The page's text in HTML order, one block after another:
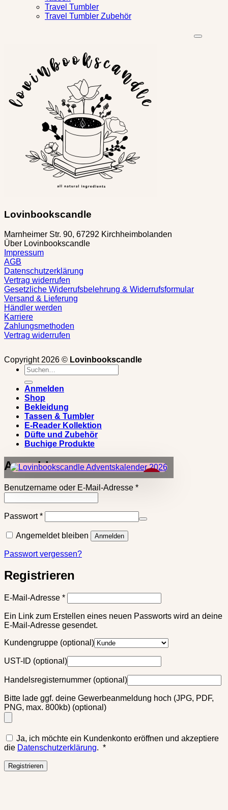
Travel Tumbler
Travel Tumbler Zubehör
Lovinbookscandle
Marnheimer Str. 90, 67292 Kirchheimbolanden
Über Lovinbookscandle
Impressum
AGB
Datenschutzerklärung
Vertrag widerrufen
Gesetzliche Widerrufsbelehrung & Widerrufsformular
Versand & Lieferung
Händler werden
Karriere
Zahlungsmethoden
Vertrag widerrufen
Copyright 2026 © Lovinbookscandle
Suchen
nach:
Anmelden
Shop
Bekleidung
Tassen & Tumbler
E-Reader Kollektion
Düfte und Zubehör
Buchige Produkte
×
Anmelden
Benutzername oder E-Mail-Adresse *Erforderlich
Passwort*Erforderlich
Angemeldet bleiben Anmelden
Passwort vergessen?
Registrieren
E-Mail-Adresse *Erforderlich
Ein Link zum Erstellen eines neuen Passworts wird an deine
E-Mail-Adresse gesendet.
Kundengruppe (optional)
UST-ID (optional)
Handelsregisternummer (optional)
Bitte lade ggf. deine Gewerbeanmeldung hoch (JPG, PDF,
PNG, max. 800kb) (optional)
Ja, ich möchte ein Kundenkonto eröffnen und akzeptiere
die Datenschutzerklärung. *Erforderlich
Registrieren